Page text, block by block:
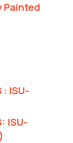
Painted
: ISU-
ISU-